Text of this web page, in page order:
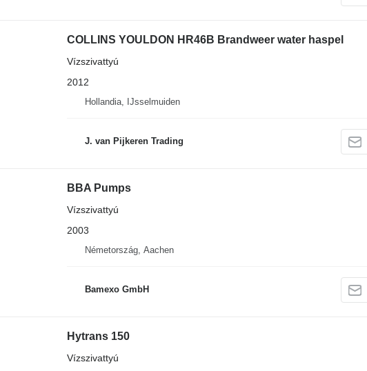
COLLINS YOULDON HR46B Brandweer water haspel
Vízszivattyú
2012
Hollandia, IJsselmuiden
J. van Pijkeren Trading
BBA Pumps
Vízszivattyú
2003
Németország, Aachen
Bamexo GmbH
Hytrans 150
Vízszivattyú